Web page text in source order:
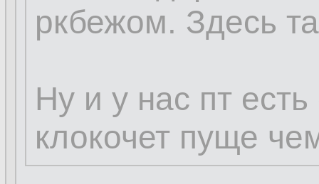
ркбежом. Здесь
Ну и у нас пт
клокочет пуще